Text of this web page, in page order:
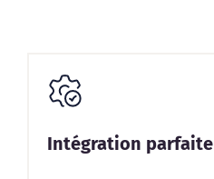
Intégration parfaite